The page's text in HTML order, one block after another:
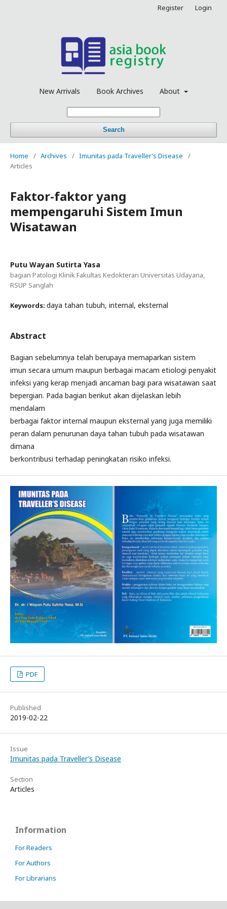
New Arrivals Book Archives About
Search
Register Login
Home / Archives / Imunitas pada Traveller’s Disease
/
Articles
Faktor-faktor yang
mempengaruhi Sistem Imun
Wisatawan
Putu Wayan Sutirta Yasa
bagian Patologi Klinik Fakultas Kedokteran Universitas Udayana,
RSUP Sanglah
Keywords: daya tahan tubuh, internal, eksternal
Abstract
Bagian sebelumnya telah berupaya memaparkan sistem
imun secara umum maupun berbagai macam etiologi penyakit
infeksi yang kerap menjadi ancaman bagi para wisatawan saat
bepergian. Pada bagian berikut akan dijelaskan lebih
mendalam
berbagai faktor internal maupun eksternal yang juga memiliki
peran dalam penurunan daya tahan tubuh pada wisatawan
dimana
berkontribusi terhadap peningkatan risiko infeksi.
PDF
Published
2019-02-22
Issue
Imunitas pada Traveller’s Disease
Section
Articles
Information
For Readers
For Authors
For Librarians